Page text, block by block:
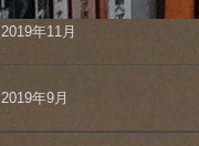
2019年11月
2019年9月